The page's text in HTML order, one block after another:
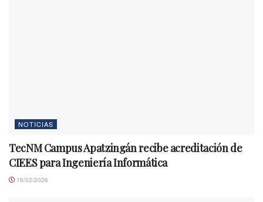
NOTICIAS
TecNM Campus Apatzingán recibe acreditación de
CIEES para Ingeniería Informática
16/02/2026